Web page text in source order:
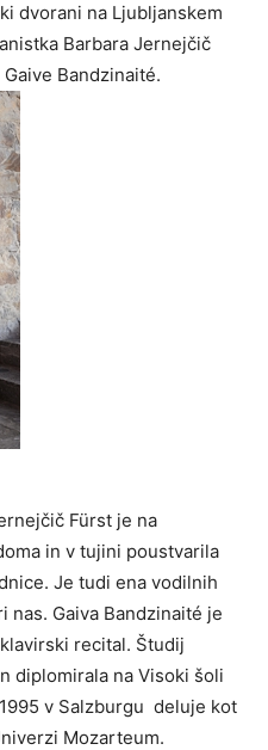
dvorani na Ljubljanskem
Barbara Jernejčič
Bandzinaité.
Fürst je na
in v tujini poustvarila
Je tudi ena vodilnih
Gaiva Bandzinaité je
recital. Študij
diplomirala na Visoki šoli
v Salzburgu deluje kot
Mozarteum.